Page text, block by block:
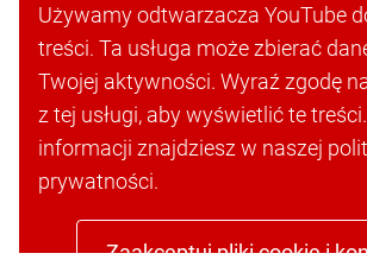
Używamy odtwarzacza YouTube
treści. Ta usługa może zbierać
Twojej aktywności. Wyraź zgodę
z tej usługi, aby wyświetlić te
informacji znajdziesz w naszej
prywatności.
Zaakceptuj pliki cookie i